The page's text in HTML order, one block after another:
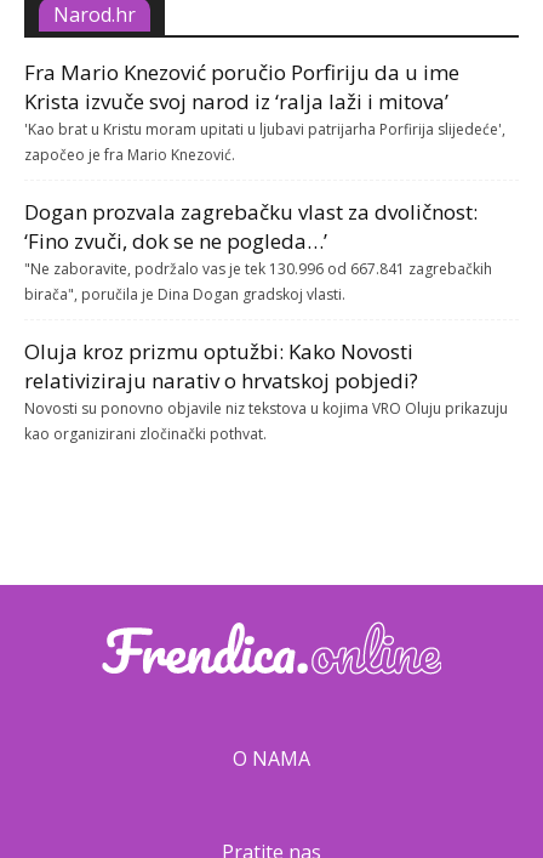
Narod.hr
Fra Mario Knezović poručio Porfiriju da u ime
Krista izvuče svoj narod iz ‘ralja laži i mitova’
'Kao brat u Kristu moram upitati u ljubavi patrijarha Porfirija slijedeće',
započeo je fra Mario Knezović.
Dogan prozvala zagrebačku vlast za dvoličnost:
‘Fino zvuči, dok se ne pogleda…’
"Ne zaboravite, podržalo vas je tek 130.996 od 667.841 zagrebačkih
birača", poručila je Dina Dogan gradskoj vlasti.
Oluja kroz prizmu optužbi: Kako Novosti
relativiziraju narativ o hrvatskoj pobjedi?
Novosti su ponovno objavile niz tekstova u kojima VRO Oluju prikazuju
kao organizirani zločinački pothvat.
O NAMA
Pratite nas